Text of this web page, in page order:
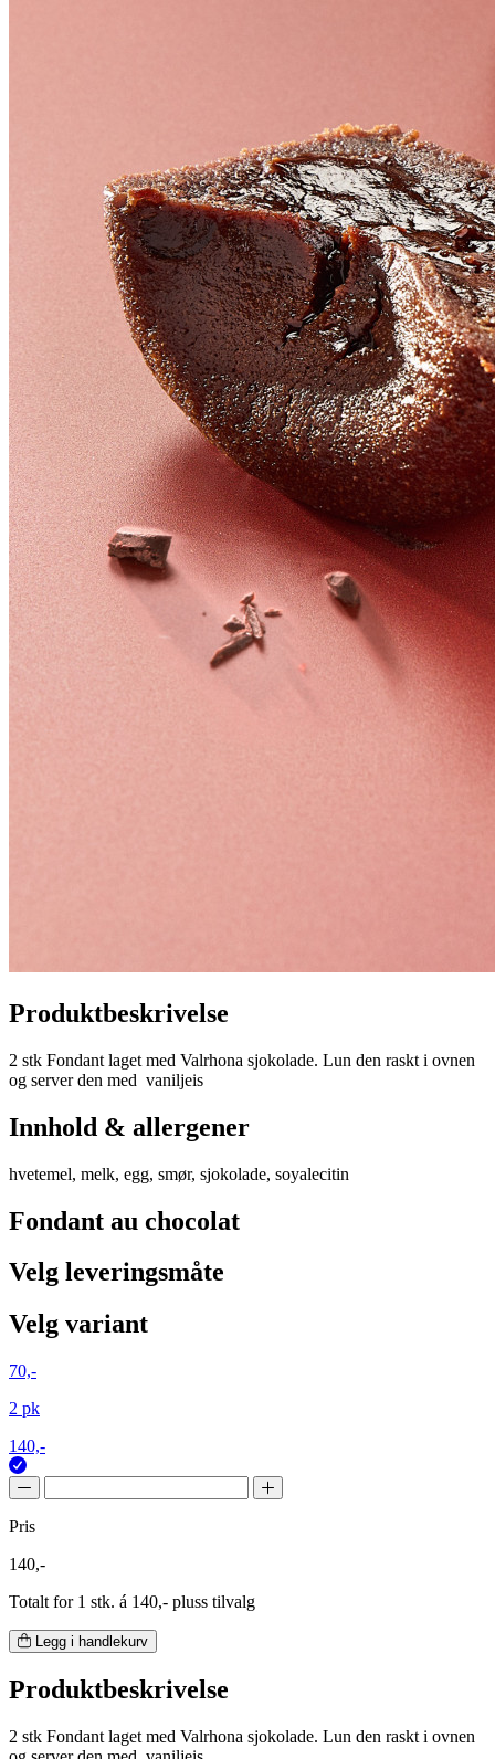
Produktbeskrivelse
2 stk Fondant laget med Valrhona sjokolade. Lun den raskt i ovnen
og server den med vaniljeis
Innhold & allergener
hvetemel, melk, egg, smør, sjokolade, soyalecitin
Fondant au chocolat
Velg leveringsmåte
Velg variant
70,-
2 pk
140,-
Pris
140,-
Totalt for 1 stk. á 140,- pluss tilvalg
Legg i handlekurv
Produktbeskrivelse
2 stk Fondant laget med Valrhona sjokolade. Lun den raskt i ovnen